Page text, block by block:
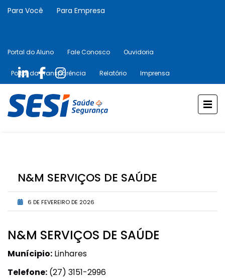
Para Você Para Empresa
Portal do Aluno Fale Conosco Ouvidoria
Portal da Transparência Relatório Imprensa
N&M SERVIÇOS DE SAÚDE
6 DE FEVEREIRO DE 2026
N&M SERVIÇOS DE SAÚDE
Munícipio: Linhares
Telefone: (27) 3151-2996